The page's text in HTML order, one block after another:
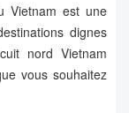
Vietnam est une
dignes
nord Vietnam
vous souhaitez